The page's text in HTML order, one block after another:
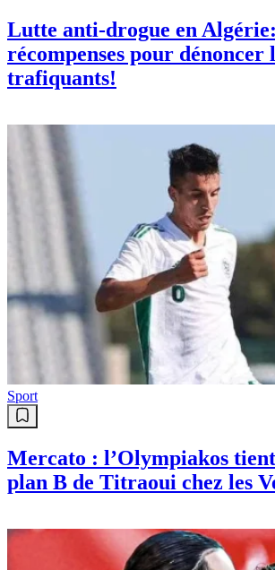
Lutte anti-drogue en
récompenses pour dénoncer
trafiquants!
Sport
Mercato : l’Olympiakos
plan B de Titraoui chez les